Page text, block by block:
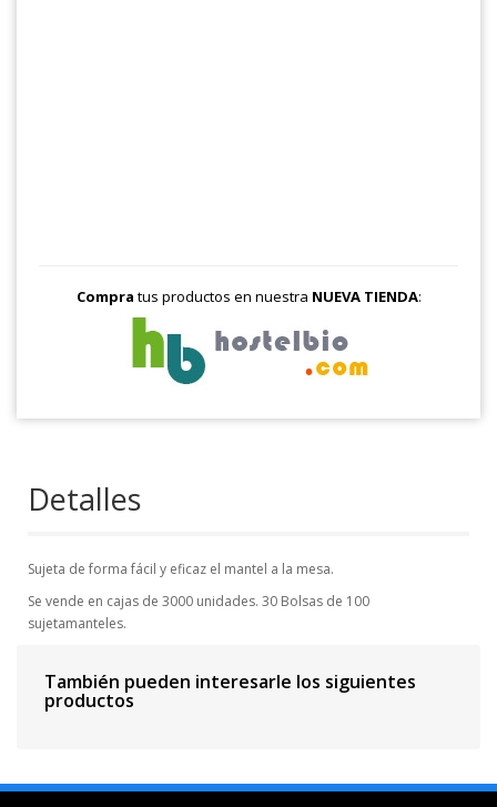
Compra tus productos en nuestra NUEVA TIENDA:
Detalles
Sujeta de forma fácil y eficaz el mantel a la mesa.
Se vende en cajas de 3000 unidades. 30 Bolsas de 100
sujetamanteles.
También pueden interesarle los siguientes
productos